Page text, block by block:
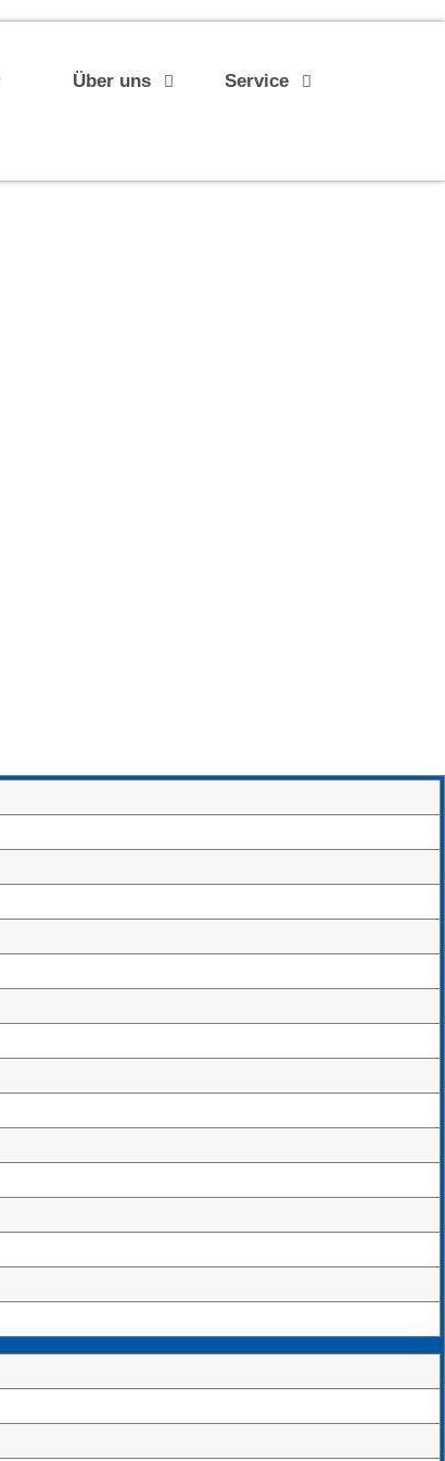
Über uns Service